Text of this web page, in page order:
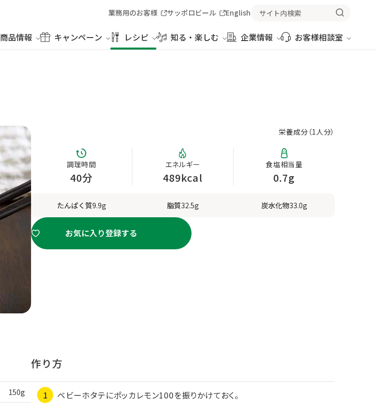
商品情報 キャンペーン レシピ 知る・楽しむ 企業情報 お客様相談室
業務用のお客様 サッポロビール English
栄養成分（1人分）
調理時間
40分
エネルギー
489kcal
食塩相当量
0.7g
たんぱく質9.9g 脂質32.5g 炭水化物33.0g
お気に入り登録する
150g
作り方
ベビーホタテにポッカレモン100を振りかけておく。